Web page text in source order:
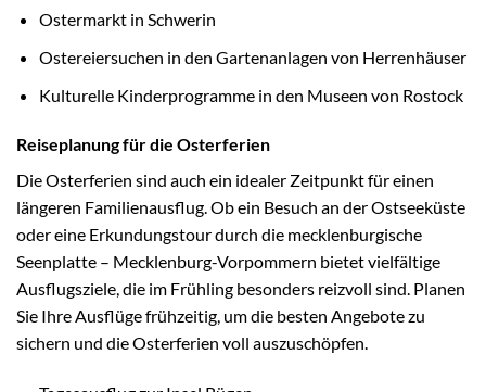
Ostermarkt in Schwerin
Ostereiersuchen in den Gartenanlagen von Herrenhäuser
Kulturelle Kinderprogramme in den Museen von Rostock
Reiseplanung für die Osterferien
Die Osterferien sind auch ein idealer Zeitpunkt für einen
längeren Familienausflug. Ob ein Besuch an der Ostseeküste
oder eine Erkundungstour durch die mecklenburgische
Seenplatte – Mecklenburg-Vorpommern bietet vielfältige
Ausflugsziele, die im Frühling besonders reizvoll sind. Planen
Sie Ihre Ausflüge frühzeitig, um die besten Angebote zu
sichern und die Osterferien voll auszuschöpfen.